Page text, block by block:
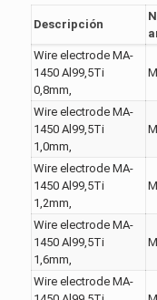
Descripción
Wire electrode MA-
1450 Al99,5Ti
0,8mm,
Wire electrode MA-
1450 Al99,5Ti
1,0mm,
Wire electrode MA-
1450 Al99,5Ti
1,2mm,
Wire electrode MA-
1450 Al99,5Ti
1,6mm,
Wire electrode MA-